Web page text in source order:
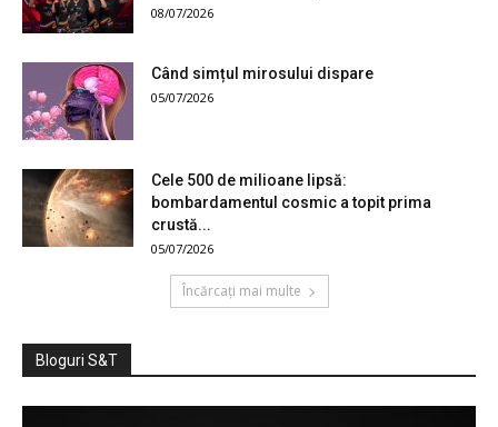
08/07/2026
Când simțul mirosului dispare
05/07/2026
Cele 500 de milioane lipsă:
bombardamentul cosmic a topit prima
crustă...
05/07/2026
Încărcați mai multe
Bloguri S&T